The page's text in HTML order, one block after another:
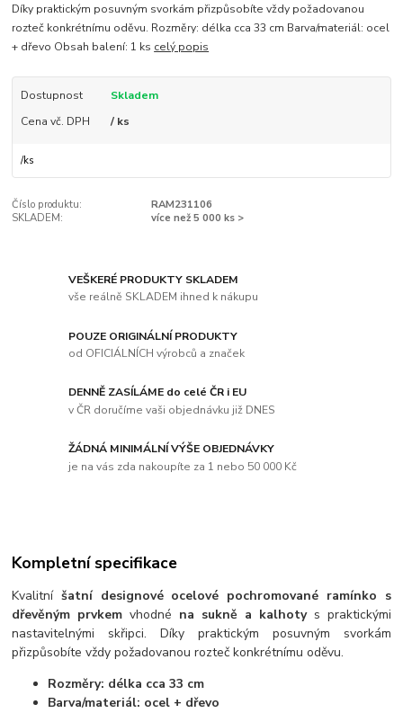
Díky praktickým posuvným svorkám přizpůsobíte vždy požadovanou
rozteč konkrétnímu oděvu. Rozměry: délka cca 33 cm Barva/materiál: ocel
+ dřevo Obsah balení: 1 ks celý popis
Dostupnost
Skladem
Cena vč. DPH
/ ks
/ks
Číslo produktu:
RAM231106
SKLADEM:
více než 5 000 ks >
VEŠKERÉ PRODUKTY SKLADEM
vše reálně SKLADEM ihned k nákupu
POUZE ORIGINÁLNÍ PRODUKTY
od OFICIÁLNÍCH výrobců a značek
DENNĚ ZASÍLÁME do celé ČR i EU
v ČR doručíme vaši objednávku již DNES
ŽÁDNÁ MINIMÁLNÍ VÝŠE OBJEDNÁVKY
je na vás zda nakoupíte za 1 nebo 50 000 Kč
Kompletní specifikace
Kvalitní šatní designové ocelové pochromované ramínko s
dřevěným prvkemvhodné na sukně a kalhotys praktickými
nastavitelnými skřipci. Díky praktickým posuvným svorkám
přizpůsobíte vždy požadovanou rozteč konkrétnímu oděvu.
Rozměry: délka cca 33 cm
Barva/materiál: ocel + dřevo